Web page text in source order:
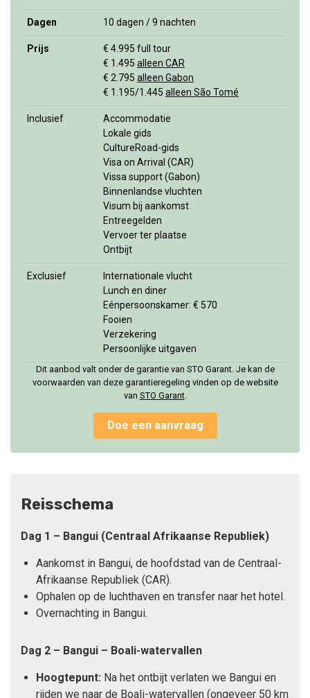
Dagen 10 dagen / 9 nachten
Prijs
€ 4.995 full tour
€ 1.495 alleen CAR
€ 2.795 alleen Gabon
€ 1.195/1.445 alleen São Tomé
Inclusief
Accommodatie
Lokale gids
CultureRoad-gids
Visa on Arrival (CAR)
Vissa support (Gabon)
Binnenlandse vluchten
Visum bij aankomst
Entreegelden
Vervoer ter plaatse
Ontbijt
Exclusief
Internationale vlucht
Lunch en diner
Eénpersoonskamer: € 570
Fooien
Verzekering
Persoonlijke uitgaven
Dit aanbod valt onder de garantie van STO Garant. Je kan de
voorwaarden van deze garantieregeling vinden op de website
van STO Garant.
Doe een aanvraag
Reisschema
Dag 1 – Bangui (Centraal Afrikaanse Republiek)
Aankomst in Bangui, de hoofdstad van de Centraal-
Afrikaanse Republiek (CAR).
Ophalen op de luchthaven en transfer naar het hotel.
Overnachting in Bangui.
Dag 2 – Bangui – Boali-watervallen
Hoogtepunt: Na het ontbijt verlaten we Bangui en
rijden we naar de Boali-watervallen (ongeveer 50 km